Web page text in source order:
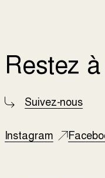
Restez à
Suivez-nous
Instagram